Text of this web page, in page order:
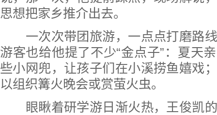
思想把家乡推介出去。
一次次带团旅游，一点点打磨路线
游客也给他提了不少“金点子”：夏天
些小网兜，让孩子们在小溪捞鱼嬉戏
以组织篝火晚会或赏萤火虫。
眼瞅着研学游日渐火热，王俊凯的